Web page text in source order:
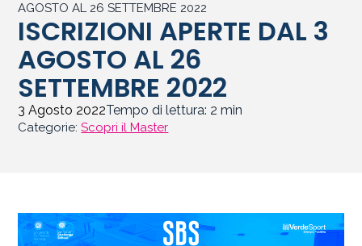
AGOSTO AL 26 SETTEMBRE 2022
ISCRIZIONI APERTE DAL 3
AGOSTO AL 26
SETTEMBRE 2022
3 Agosto 2022Tempo di lettura: 2 min
Categorie:Scopri il Master